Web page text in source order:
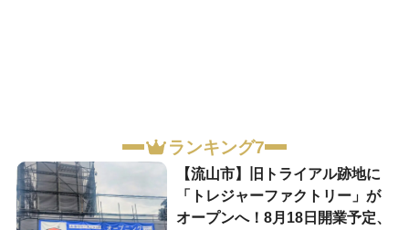
ランキング7
【流山市】旧トライアル跡地に
「トレジャーファクトリー」が
オープンへ！8月18日開業予定、